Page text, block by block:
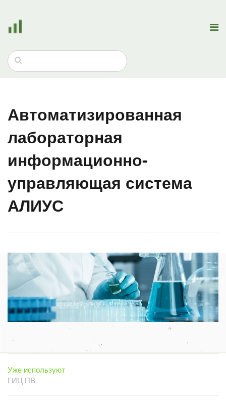
Автоматизированная
лабораторная
информационно-
управляющая система
АЛИУС
Уже используют
ГИЦ ПВ